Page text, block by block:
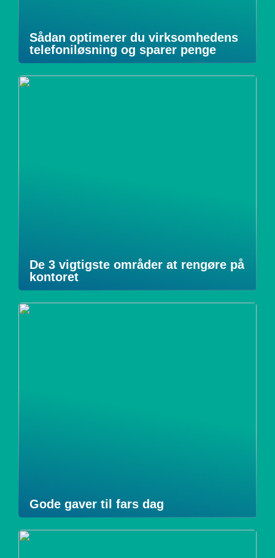
Sådan optimerer du virksomhedens
telefoniløsning og sparer penge
De 3 vigtigste områder at rengøre på
kontoret
Gode gaver til fars dag